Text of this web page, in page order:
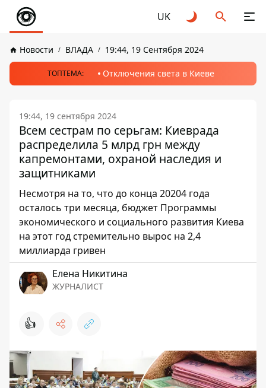
UK
Новости ВЛАДА 19:44, 19 Сентября 2024
ТОПТЕМА: Отключения света в Киеве
19:44, 19 сентября 2024
Всем сестрам по серьгам: Киеврада
распределила 5 млрд грн между
капремонтами, охраной наследия и
защитниками
Несмотря на то, что до конца 20204 года
осталось три месяца, бюджет Программы
экономического и социального развития Киева
на этот год стремительно вырос на 2,4
миллиарда гривен
Елена Никитина
ЖУРНАЛИСТ
👍